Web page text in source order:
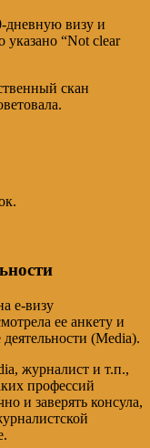
дневную визу и
указано “Not clear
скан
е-визу
ее анкету и
(Media).
журналист и т.п.,
профессий
и заверять консула,